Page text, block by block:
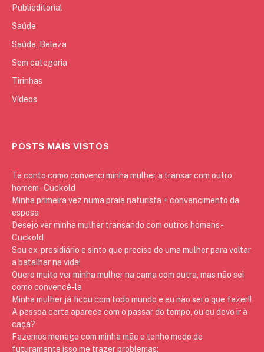
Publieditorial
Saúde
Saúde, Beleza
Sem categoria
Tirinhas
Vídeos
POSTS MAIS VISTOS
Te conto como convenci minha mulher a transar com outro
homem - Cuckold
Minha primeira vez numa praia naturista + convencimento da
esposa
Desejo ver minha mulher transando com outros homens -
Cuckold
Sou ex-presidiário e sinto que preciso de uma mulher para voltar
a batalhar na vida!
Quero muito ver minha mulher na cama com outra, mas não sei
como convencê-la
Minha mulher já ficou com todo mundo e eu não sei o que fazer!!
A pessoa certa aparece com o passar do tempo, ou eu devo ir à
caça?
Fazemos menage com minha mãe e tenho medo de
futuramente isso me trazer problemas: